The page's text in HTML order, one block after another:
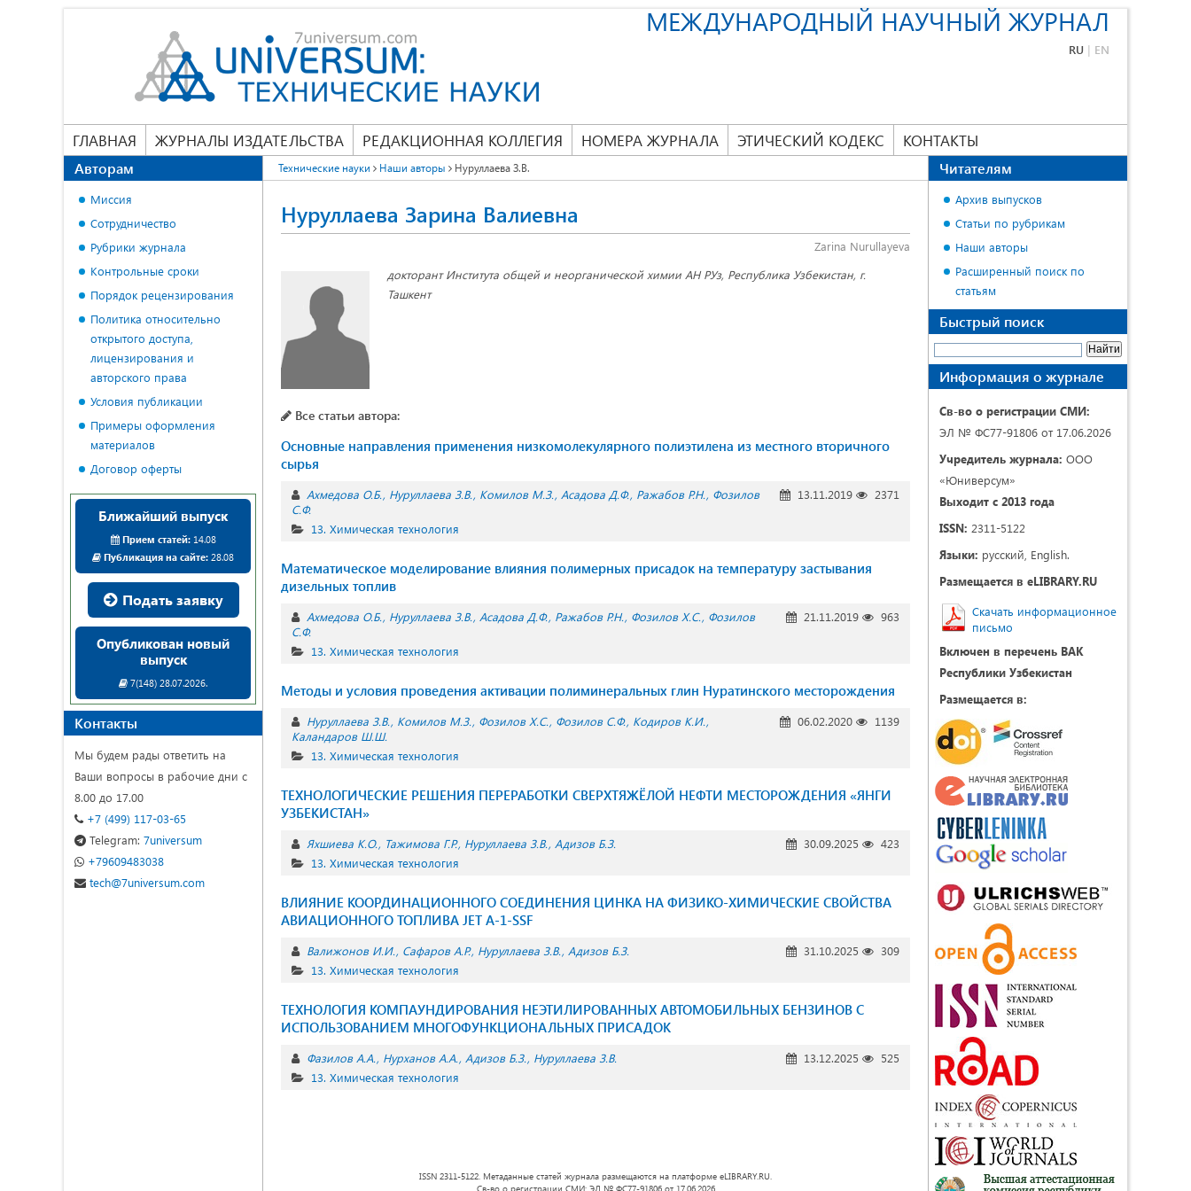
МЕЖДУНАРОДНЫЙ НАУЧНЫЙ ЖУРНАЛ
RU | EN
ГЛАВНАЯ ЖУРНАЛЫ ИЗДАТЕЛЬСТВА РЕДАКЦИОННАЯ КОЛЛЕГИЯ НОМЕРА ЖУРНАЛА ЭТИЧЕСКИЙ КОДЕКС КОНТАКТЫ
Технические науки Наши авторы Нуруллаева З.В.
Нуруллаева Зарина Валиевна
Zarina Nurullayeva
докторант Института общей и неорганической химии АН РУз, Республика Узбекистан, г.
Ташкент
Все статьи автора:
Основные направления применения низкомолекулярного полиэтилена из местного вторичного
сырья
Ахмедова О.Б. Нуруллаева З.В. Комилов М.З. Асадова Д.Ф. Ражабов Р.Н. Фозилов
С.Ф.
13.11.2019 2371
13. Химическая технология
Математическое моделирование влияния полимерных присадок на температуру застывания
дизельных топлив
Ахмедова О.Б. Нуруллаева З.В. Асадова Д.Ф. Ражабов Р.Н. Фозилов Х.С. Фозилов
С.Ф.
21.11.2019 963
13. Химическая технология
Методы и условия проведения активации полиминеральных глин Нуратинского месторождения
Нуруллаева З.В. Комилов М.З. Фозилов Х.С. Фозилов С.Ф. Кодиров К.И.
Каландаров Ш.Ш.
06.02.2020 1139
13. Химическая технология
ТЕХНОЛОГИЧЕСКИЕ РЕШЕНИЯ ПЕРЕРАБОТКИ СВЕРХТЯЖЁЛОЙ НЕФТИ МЕСТОРОЖДЕНИЯ «ЯНГИ
УЗБЕКИСТАН»
Яхшиева К.О. Тажимова Г.Р. Нуруллаева З.В. Адизов Б.З. 30.09.2025
423
13. Химическая технология
ВЛИЯНИЕ КООРДИНАЦИОННОГО СОЕДИНЕНИЯ ЦИНКА НА ФИЗИКО-ХИМИЧЕСКИЕ СВОЙСТВА
АВИАЦИОННОГО ТОПЛИВА JET A-1-SSF
Валижонов И.И. Сафаров А.Р. Нуруллаева З.В. Адизов Б.З. 31.10.2025
309
13. Химическая технология
ТЕХНОЛОГИЯ КОМПАУНДИРОВАНИЯ НЕЭТИЛИРОВАННЫХ АВТОМОБИЛЬНЫХ БЕНЗИНОВ С
ИСПОЛЬЗОВАНИЕМ МНОГОФУНКЦИОНАЛЬНЫХ ПРИСАДОК
Фазилов А.А. Нурханов А.А. Адизов Б.З. Нуруллаева З.В. 13.12.2025
525
13. Химическая технология
ISSN 2311-5122. Метаданные статей журнала размещаются на платформе eLIBRARY.RU.
Св-во о регистрации СМИ: ЭЛ № ФС77-91806 от 17.06.2026
Авторам
Миссия
Сотрудничество
Рубрики журнала
Контрольные сроки
Порядок рецензирования
Политика относительно
открытого доступа,
лицензирования и
авторского права
Условия публикации
Примеры оформления
материалов
Договор оферты
Ближайший выпуск
Прием статей:14.08
Публикация на сайте: 28.08
Подать заявку
Опубликован новый
выпуск
7(148) 28.07.2026.
Контакты
Мы будем рады ответить на
Ваши вопросы в рабочие дни с
8.00 до 17.00
+7 (499) 117-03-65
Telegram: 7universum
+79609483038
tech@7universum.com
Читателям
Архив выпусков
Статьи по рубрикам
Наши авторы
Расширенный поиск по
статьям
Быстрый поиск
Информация о журнале
Св-во о регистрации СМИ:
ЭЛ № ФС77-91806 от 17.06.2026
Учредитель журнала: ООО
«Юниверсум»
Выходит с 2013 года
ISSN: 2311-5122
Языки: русский, English.
Размещается в eLIBRARY.RU
Скачать информационное
письмо
Включен в перечень ВАК
Республики Узбекистан
Размещается в: